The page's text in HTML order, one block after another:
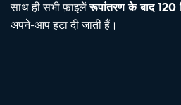
साथ ही सभी फ़ाइलेंरूपांतरण के बाद 120
अपने-आप हटा दी जाती हैं।